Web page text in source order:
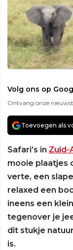
Volg ons op
Ontvang onze
Toevoegen als
Safari’s in Zuid-
mooie plaatjes
verte, een
relaxed een
ineens een
tegenover je
dit stukje
is.